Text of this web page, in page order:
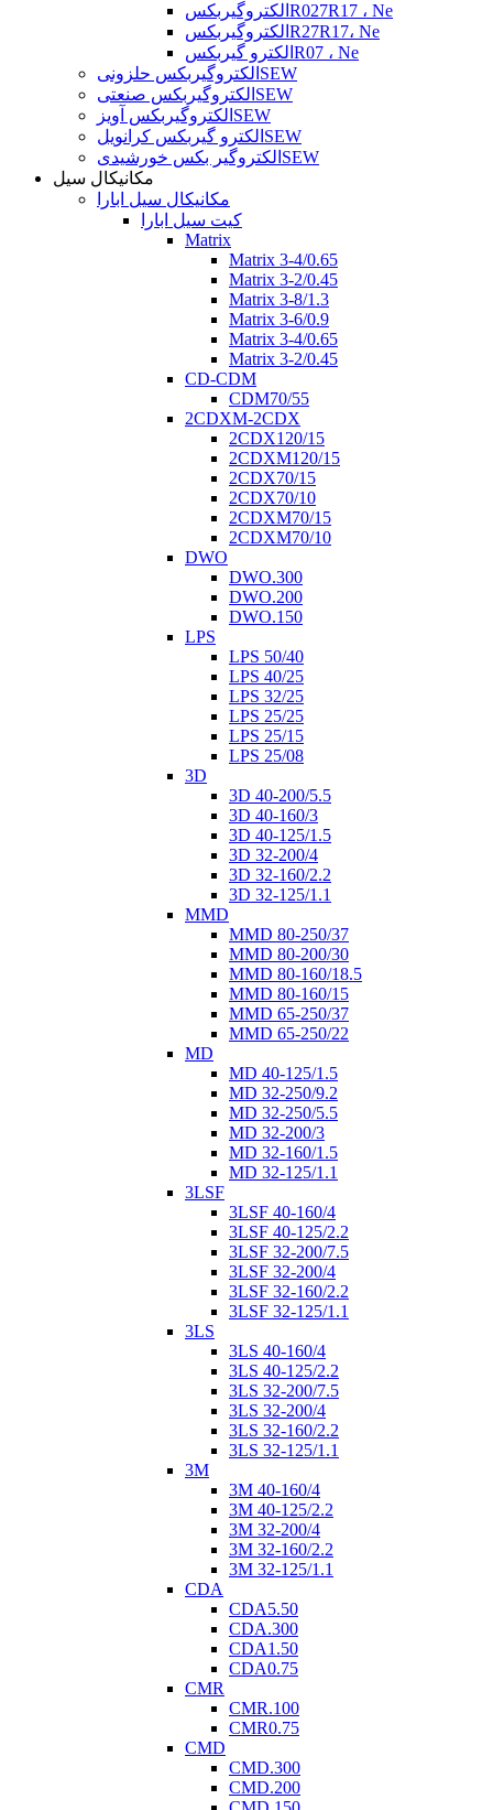
الکتروگیربکسR027R17 ، Ne
الکتروگیربکسR27R17، Ne
الکترو گیربکسR07 ، Ne
الکتروگیربکس حلزونیSEW
الکتروگیربکس صنعتیSEW
الکتروگیربکس آویزSEW
الکترو گیربکس کرانویلSEW
الکتروگیر بکس خورشیدیSEW
مکانیکال سیل
مکانیکال سیل ابارا
کیت سیل ابارا
Matrix
Matrix 3-4/0.65
Matrix 3-2/0.45
Matrix 3-8/1.3
Matrix 3-6/0.9
Matrix 3-4/0.65
Matrix 3-2/0.45
CD-CDM
CDM70/55
2CDXM-2CDX
2CDX120/15
2CDXM120/15
2CDX70/15
2CDX70/10
2CDXM70/15
2CDXM70/10
DWO
DWO.300
DWO.200
DWO.150
LPS
LPS 50/40
LPS 40/25
LPS 32/25
LPS 25/25
LPS 25/15
LPS 25/08
3D
3D 40-200/5.5
3D 40-160/3
3D 40-125/1.5
3D 32-200/4
3D 32-160/2.2
3D 32-125/1.1
MMD
MMD 80-250/37
MMD 80-200/30
MMD 80-160/18.5
MMD 80-160/15
MMD 65-250/37
MMD 65-250/22
MD
MD 40-125/1.5
MD 32-250/9.2
MD 32-250/5.5
MD 32-200/3
MD 32-160/1.5
MD 32-125/1.1
3LSF
3LSF 40-160/4
3LSF 40-125/2.2
3LSF 32-200/7.5
3LSF 32-200/4
3LSF 32-160/2.2
3LSF 32-125/1.1
3LS
3LS 40-160/4
3LS 40-125/2.2
3LS 32-200/7.5
3LS 32-200/4
3LS 32-160/2.2
3LS 32-125/1.1
3M
3M 40-160/4
3M 40-125/2.2
3M 32-200/4
3M 32-160/2.2
3M 32-125/1.1
CDA
CDA5.50
CDA.300
CDA1.50
CDA0.75
CMR
CMR.100
CMR0.75
CMD
CMD.300
CMD.200